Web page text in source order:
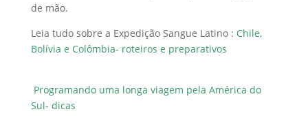
de mão.
Leia tudo sobre a Expedição Sangue Latino : Chile,
Bolívia e Colômbia- roteiros e preparativos
Programando uma longa viagem pela América do
Sul- dicas